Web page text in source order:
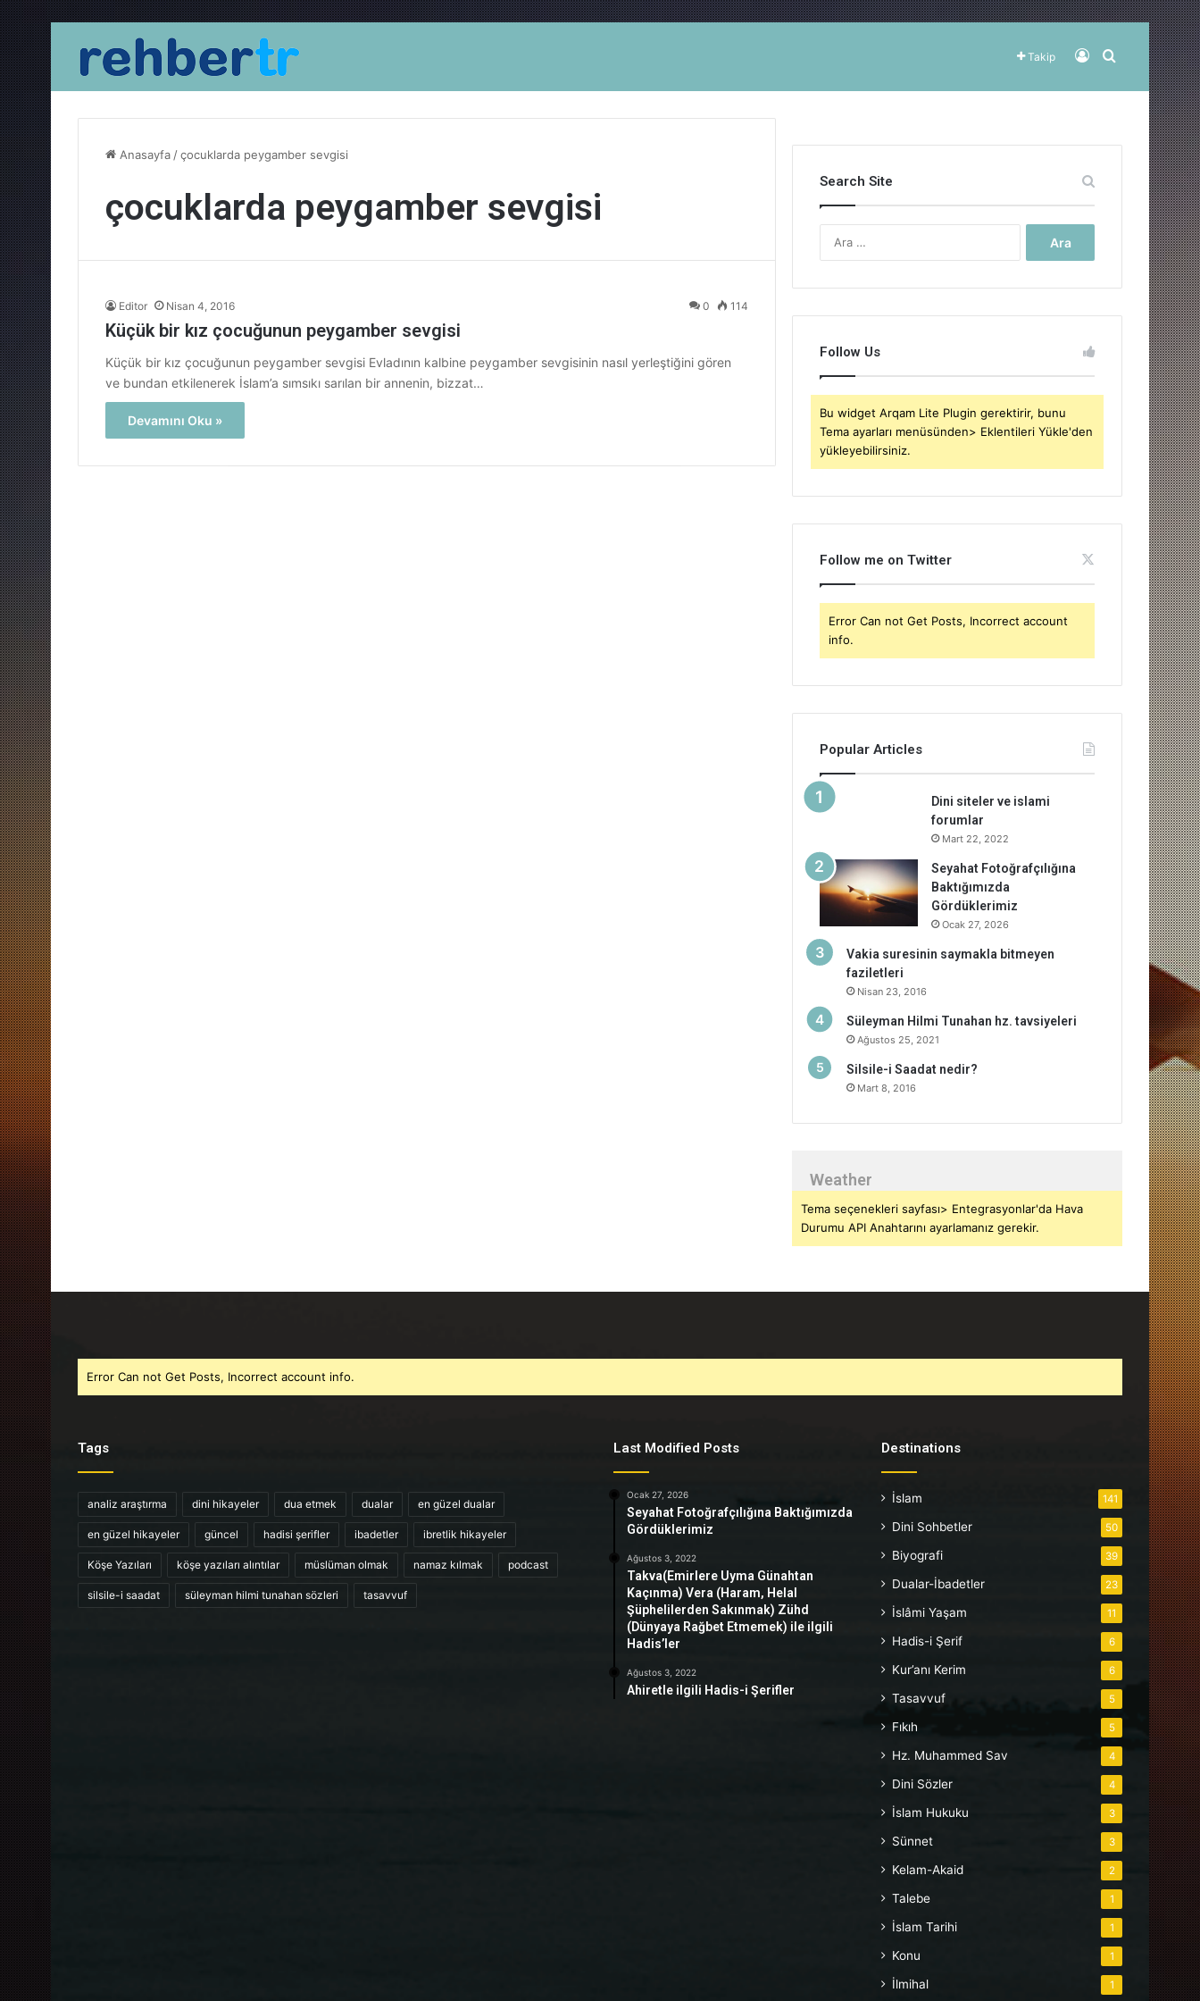
Takip Kayıt OlArama yap
Anasayfa /çocuklarda peygamber sevgisi
çocuklarda peygamber sevgisi
Editor Nisan 4, 2016 0 114
Küçük bir kız çocuğunun peygamber sevgisi
Küçük bir kız çocuğunun peygamber sevgisi Evladının kalbine peygamber sevgisinin nasıl yerleştiğini gören
ve bundan etkilenerek İslam’a sımsıkı sarılan bir annenin, bizzat…
Devamını Oku »
Search Site
Follow Us
Bu widget Arqam Lite Plugin gerektirir, bunu
Tema ayarları menüsünden> Eklentileri Yükle'den
yükleyebilirsiniz.
Follow me on Twitter
Error Can not Get Posts, Incorrect account
info.
Popular Articles
Dini siteler ve islami
forumlar
Mart 22, 2022
Seyahat Fotoğrafçılığına
Baktığımızda
Gördüklerimiz
Ocak 27, 2026
Vakia suresinin saymakla bitmeyen
faziletleri
Nisan 23, 2016
Süleyman Hilmi Tunahan hz. tavsiyeleri
Ağustos 25, 2021
Silsile-i Saadat nedir?
Mart 8, 2016
Weather
Tema seçenekleri sayfası> Entegrasyonlar'da Hava
Durumu API Anahtarını ayarlamanız gerekir.
Error Can not Get Posts, Incorrect account info.
Tags
analiz araştırma dini hikayeler dua etmek dualar en güzel dualar
en güzel hikayeler güncel hadisi şerifler ibadetler ibretlik hikayeler
Köşe Yazıları köşe yazıları alıntılar müslüman olmak namaz kılmak podcast
silsile-i saadat süleyman hilmi tunahan sözleri tasavvuf
Last Modified Posts
Ocak 27, 2026
Seyahat Fotoğrafçılığına Baktığımızda
Gördüklerimiz
Ağustos 3, 2022
Takva(Emirlere Uyma Günahtan
Kaçınma) Vera (Haram, Helal
Şüphelilerden Sakınmak) Zühd
(Dünyaya Rağbet Etmemek) ile ilgili
Hadis’ler
Ağustos 3, 2022
Ahiretle ilgili Hadis-i Şerifler
Destinations
İslam 141
Dini Sohbetler 50
Biyografi 39
Dualar-İbadetler 23
İslâmi Yaşam 11
Hadis-i Şerif 6
Kur’anı Kerim 6
Tasavvuf 5
Fıkıh 5
Hz. Muhammed Sav 4
Dini Sözler 4
İslam Hukuku 3
Sünnet 3
Kelam-Akaid 2
Talebe 1
İslam Tarihi 1
Konu 1
İlmihal 1